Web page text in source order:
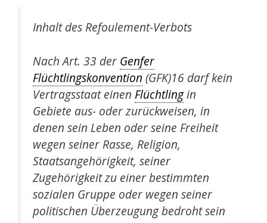
Inhalt des Refoulement-Verbots
Nach Art. 33 der Genfer
Flüchtlingskonvention (GFK)16 darf kein
Vertragsstaat einen Flüchtlingin
Gebiete aus- oder zurückweisen, in
denen sein Leben oder seine Freiheit
wegen seiner Rasse, Religion,
Staatsangehörigkeit, seiner
Zugehörigkeit zu einer bestimmten
sozialen Gruppe oder wegen seiner
politischen Überzeugung bedroht sein